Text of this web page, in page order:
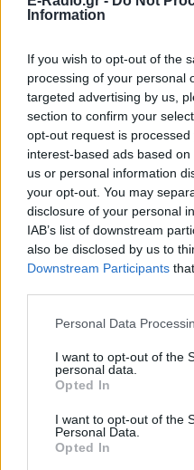
Information
If you wish to opt-out of the
processing of your personal
targeted advertising by us,
section to confirm your
opt-out request is
interest-based ads based
us or personal information
your opt-out. You may
disclosure of your personal
IAB’s list of downstream
also be disclosed by us to
Downstream Participants
Personal Data
I want to opt-out of the
personal data.
Opted In
I want to opt-out of the
Personal Data.
Opted In
Το ρωσικό υπουργείο
προαναγγείλει
αναφέροντας ότι η
«συστηματικά
στόχους στο Κίεβο.
βομβαρδισμοί, μεταξύ
προκάλεσε ζημιές στο
Σπηλαίων στο Κίεβο,
Προς το παρόν, ο Πούτιν
στρατηγική του. Σε
Ρωσία βρίσκεται κοντά
Κοστιαντίνιβκα στην